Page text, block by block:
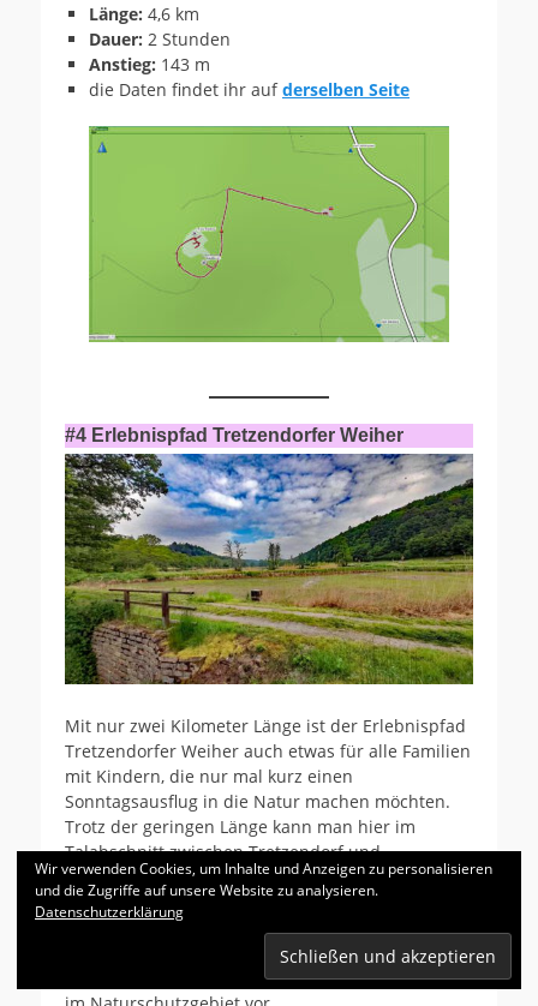
Länge: 4,6 km
Dauer: 2 Stunden
Anstieg: 143 m
die Daten findet ihr aufderselben Seite
#4 Erlebnispfad Tretzendorfer Weiher
Mit nur zwei Kilometer Länge ist der Erlebnispfad
Tretzendorfer Weiher auch etwas für alle Familien
mit Kindern, die nur mal kurz einen
Sonntagsausflug in die Natur machen möchten.
Trotz der geringen Länge kann man hier im
Talabschnitt zwischen Tretzendorf und
Unterschleichach, durch den die Auchach noch
naturnah fließen darf, doch viel Zeit verbringen,
um Frösche und Libellen zu beobachten oder
Schmetterlinge zu bewundern. 10 Infotafel und
Mitmachstationen stellen die vielfältige Tierwelt
Wir verwenden Cookies, um Inhalte und Anzeigen zu personalisieren
und die Zugriffe auf unsere Website zu analysieren.
Datenschutzerklärung